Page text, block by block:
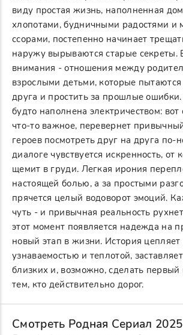
виду простая жизнь, наполненная
хлопотами, будничными радостями и
ссорами, постепенно начинает
наружу вырываются старые секреты.
внимания - отношения между
взрослыми детьми, которые пытаются
друга и простить за прошлые
будто наполнена электричеством: вот
что-то важное, перевернет
героев посмотреть друг на друга по-
диалоге чувствуется искренность, от
щемит в груди. Легкая ирония
настоящей болью, а за простыми
прячется целый водоворот эмоций.
чуть - и привычная реальность
этот момент появляется надежда на
новый этап в жизни. История цепляет
узнаваемостью и теплотой,
близких и, возможно, сделать первый
тем, кто действительно дорог.
Смотреть Родная Сериал 2025